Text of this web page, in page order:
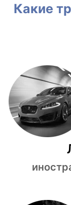
Какие